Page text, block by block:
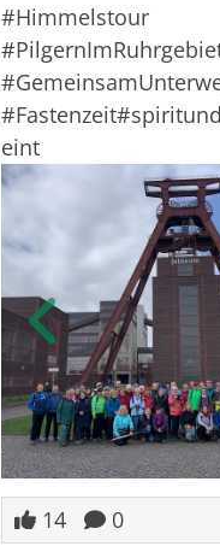
#Himmelstour
#Fastenzeit
eint
14 0